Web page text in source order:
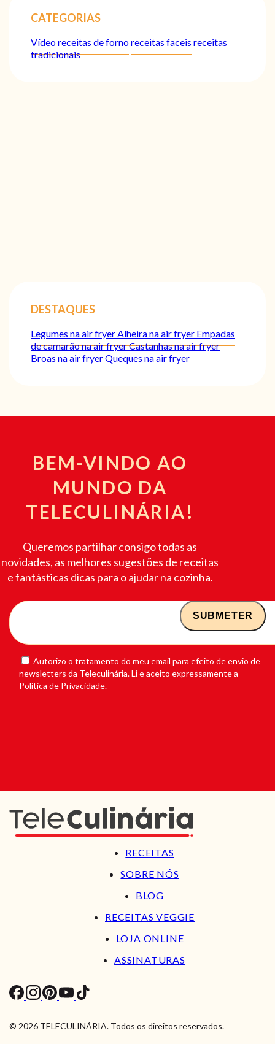
CATEGORIAS
Vídeoreceitas de fornoreceitas faceis receitas
tradicionais
DESTAQUES
Legumes na air fryerAlheira na air fryer Empadas
de camarão na air fryerCastanhas na air fryer
Broas na air fryerQueques na air fryer
BEM-VINDO AO
MUNDO DA
TELECULINÁRIA!
Queremos partilhar consigo todas as
novidades, as melhores sugestões de receitas
e fantásticas dicas para o ajudar na cozinha.
Autorizo o tratamento do meu email para efeito de envio de
newsletters da Teleculinária. Li e aceito expressamente a
Política de Privacidade.
RECEITAS
SOBRE NÓS
BLOG
RECEITAS VEGGIE
LOJA ONLINE
ASSINATURAS
© 2026 TELECULINÁRIA. Todos os direitos reservados.